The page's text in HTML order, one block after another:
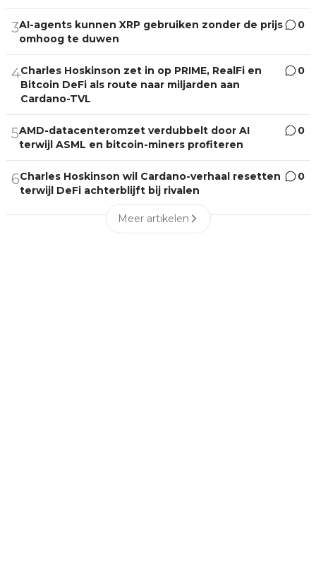
3AI-agents kunnen XRP gebruiken zonder de prijs
omhoog te duwen
0
4Charles Hoskinson zet in op PRIME, RealFi en
Bitcoin DeFi als route naar miljarden aan
Cardano-TVL
0
5AMD-datacenteromzet verdubbelt door AI
terwijl ASML en bitcoin-miners profiteren
0
6Charles Hoskinson wil Cardano-verhaal resetten
terwijl DeFi achterblijft bij rivalen
0
Meer artikelen